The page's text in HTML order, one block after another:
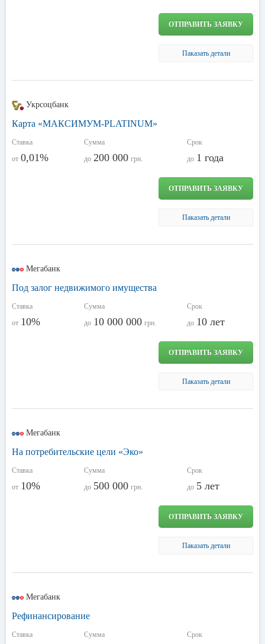
ОТПРАВИТЬ ЗАЯВКУ
Паказать детали
Укрсоцбанк
Карта «МАКСИМУМ-PLATINUM»
Ставка
от 0,01%
Сумма
до 200 000 грн.
Срок
до 1 года
ОТПРАВИТЬ ЗАЯВКУ
Паказать детали
Мегабанк
Под залог недвижимого имущества
Ставка
от 10%
Сумма
до 10 000 000 грн.
Срок
до 10 лет
ОТПРАВИТЬ ЗАЯВКУ
Паказать детали
Мегабанк
На потребительские цели «Эко»
Ставка
от 10%
Сумма
до 500 000 грн.
Срок
до 5 лет
ОТПРАВИТЬ ЗАЯВКУ
Паказать детали
Мегабанк
Рефинансирование
Ставка Сумма Срок